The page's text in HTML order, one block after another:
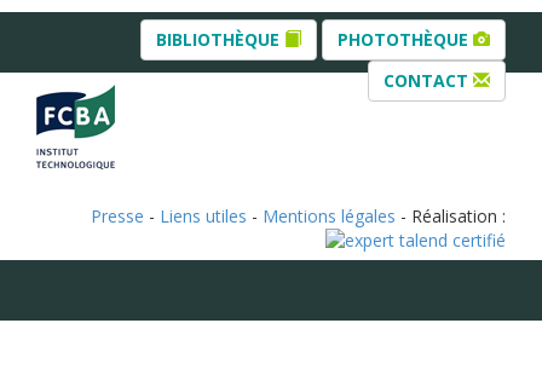
BIBLIOTHÈQUE
PHOTOTHÈQUE
CONTACT
Presse - Liens utiles - Mentions légales - Réalisation :